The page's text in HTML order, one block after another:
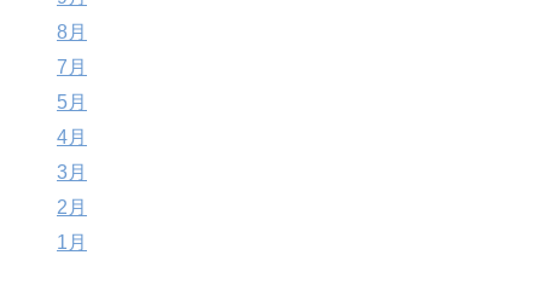
8月
7月
5月
4月
3月
2月
1月